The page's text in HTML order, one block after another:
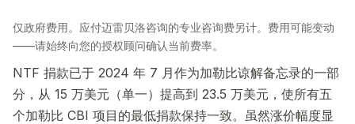
仅政府费用。应付迈雷贝洛咨询的专业咨询费另计。费用可能变动
——请始终向您的授权顾问确认当前费率。
NTF 捐款已于 2024 年 7 月作为加勒比谅解备忘录的一部
分，从 15 万美元（单一）提高到 23.5 万美元，使所有五
个加勒比 CBI 项目的最低捐款保持一致。虽然涨价幅度显